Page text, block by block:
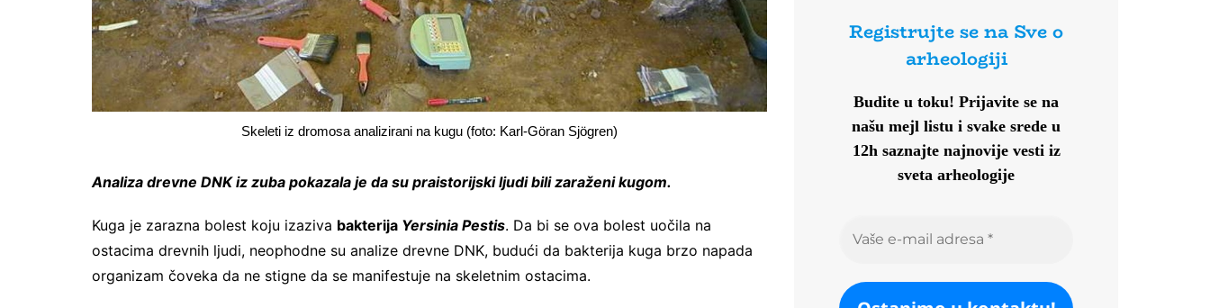
Skeleti iz dromosa analizirani na kugu (foto: Karl-Göran Sjögren)
Analiza drevne DNK iz zuba pokazala je da su praistorijski ljudi bili zaraženi kugom.
Kuga je zarazna bolest koju izaziva bakterija Yersinia Pestis. Da bi se ova bolest uočila na
ostacima drevnih ljudi, neophodne su analize drevne DNK, budući da bakterija kuga brzo napada
organizam čoveka da ne stigne da se manifestuje na skeletnim ostacima.
Registrujte se na Sve o
arheologiji
Budite u toku! Prijavite se na
našu mejl listu i svake srede u
12h saznajte najnovije vesti iz
sveta arheologije